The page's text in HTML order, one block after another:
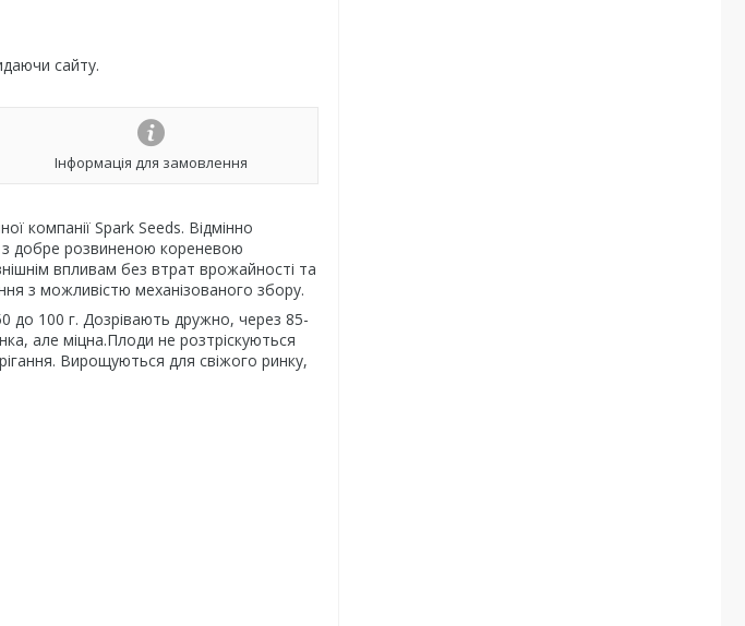
сайту.
Інформація для замовлення
компанії Spark Seeds. Відмінно
з добре розвиненою кореневою
впливам без втрат врожайності та
з можливістю механізованого збору.
до 100 г. Дозрівають дружно, через 85-
але міцна.Плоди не розтріскуються
Вирощуються для свіжого ринку,